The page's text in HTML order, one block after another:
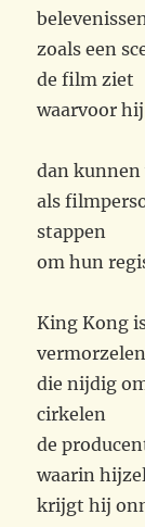
zoals een
de film ziet
waarvoor
dan
als
stappen
om hun
King Kong
vermorzelen
die nijdig
cirkelen
de
waarin
krijgt hij